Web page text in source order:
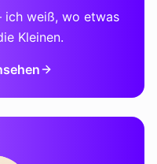
ich weiß, wo etwas
Kleinen.